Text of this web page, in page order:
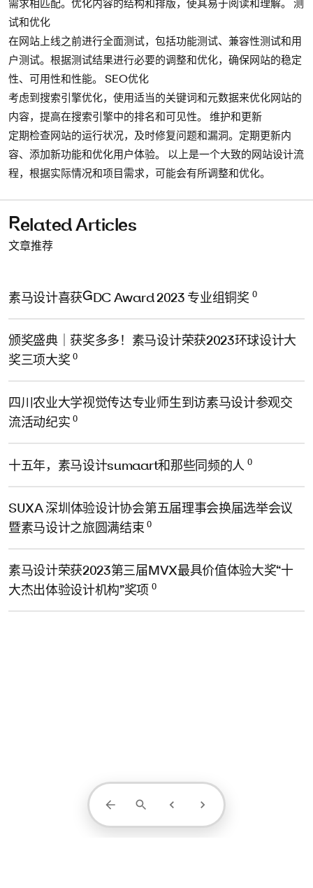
需求相匹配。优化内容的结构和排版，使其易于阅读和理解。 测
试和优化
在网站上线之前进行全面测试，包括功能测试、兼容性测试和用
户测试。根据测试结果进行必要的调整和优化，确保网站的稳定
性、可用性和性能。 SEO优化
考虑到搜索引擎优化，使用适当的关键词和元数据来优化网站的
内容，提高在搜索引擎中的排名和可见性。 维护和更新
定期检查网站的运行状况，及时修复问题和漏洞。定期更新内
容、添加新功能和优化用户体验。 以上是一个大致的网站设计流
程，根据实际情况和项目需求，可能会有所调整和优化。
Related Articles
文章推荐
素马设计喜获GDC Award 2023 专业组铜奖 0
颁奖盛典｜获奖多多！素马设计荣获2023环球设计大
奖三项大奖 0
四川农业大学视觉传达专业师生到访素马设计参观交
流活动纪实 0
十五年，素马设计sumaart和那些同频的人 0
SUXA 深圳体验设计协会第五届理事会换届选举会议
暨素马设计之旅圆满结束 0
素马设计荣获2023第三届MVX最具价值体验大奖“十
大杰出体验设计机构”奖项 0